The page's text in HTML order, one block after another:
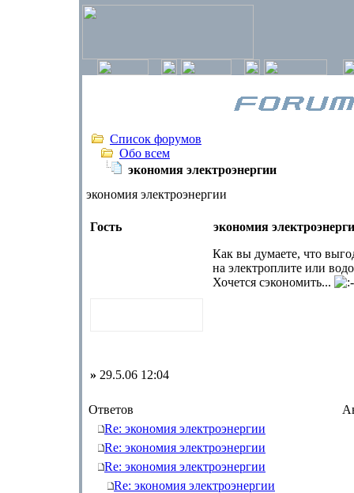
Список форумов
Обо всем
экономия электроэнергии
экономия электроэнергии
Гость
экономия
Как вы думаете, что
на электроплите или
Хочется сэкономить...
» 29.5.06 12:04
Ответов
Re: экономия электроэнергии
Re: экономия электроэнергии
Re: экономия электроэнергии
Re: экономия электроэнергии